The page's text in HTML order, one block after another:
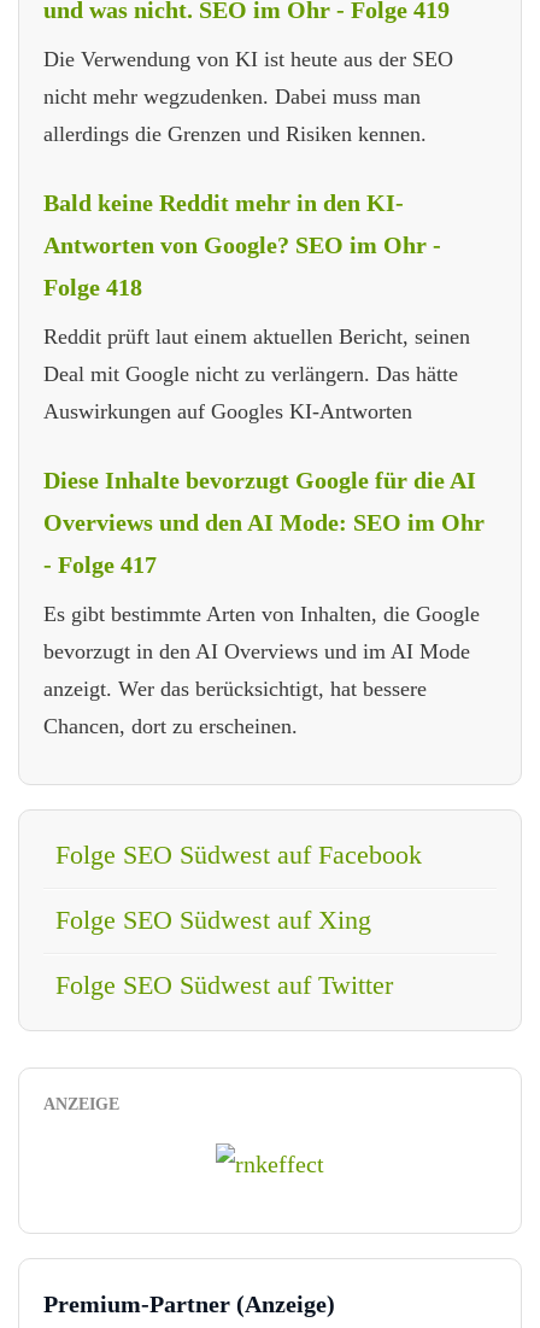
und was nicht. SEO im Ohr - Folge 419
Die Verwendung von KI ist heute aus der SEO
nicht mehr wegzudenken. Dabei muss man
allerdings die Grenzen und Risiken kennen.
Bald keine Reddit mehr in den KI-
Antworten von Google? SEO im Ohr -
Folge 418
Reddit prüft laut einem aktuellen Bericht, seinen
Deal mit Google nicht zu verlängern. Das hätte
Auswirkungen auf Googles KI-Antworten
Diese Inhalte bevorzugt Google für die AI
Overviews und den AI Mode: SEO im Ohr
- Folge 417
Es gibt bestimmte Arten von Inhalten, die Google
bevorzugt in den AI Overviews und im AI Mode
anzeigt. Wer das berücksichtigt, hat bessere
Chancen, dort zu erscheinen.
Folge SEO Südwest auf Facebook
Folge SEO Südwest auf Xing
Folge SEO Südwest auf Twitter
ANZEIGE
Premium-Partner (Anzeige)